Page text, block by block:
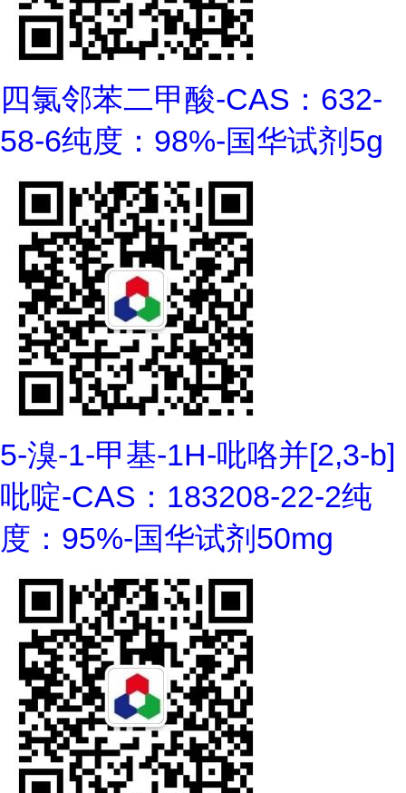
四氯邻苯二甲酸-CAS：632-
58-6纯度：98%-国华试剂5g
5-溴-1-甲基-1H-吡咯并[2,3-b]
吡啶-CAS：183208-22-2纯
度：95%-国华试剂50mg